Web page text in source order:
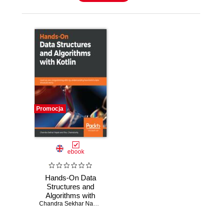
Promocja
ebook
Hands-On Data
Structures and
Algorithms with
Kotlin. Level upChandra Sekhar Nayak